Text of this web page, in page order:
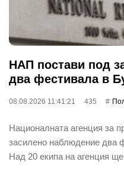
НАП постави под
два фестивала в
08.08.2026 11:41:21 435
Националната агенция за
засилено наблюдение два
Над 20 екипа на агенция